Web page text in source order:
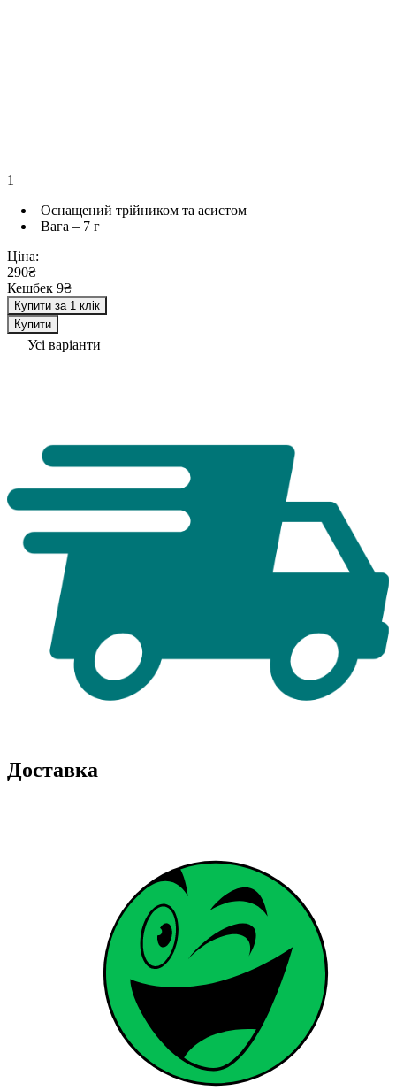
1
Оснащений трійником та асистом
Вага – 7 г
Ціна:
290₴
Кешбек 9₴
Купити за 1 клік
Купити
Усі варіанти
Доставка